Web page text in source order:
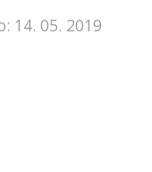
14. 05. 2019